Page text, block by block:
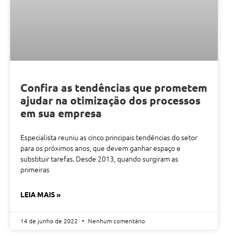
Confira as tendências que prometem
ajudar na otimização dos processos
em sua empresa
Especialista reuniu as cinco principais tendências do setor
para os próximos anos, que devem ganhar espaço e
substituir tarefas. Desde 2013, quando surgiram as
primeiras
LEIA MAIS »
14 de junho de 2022 Nenhum comentário